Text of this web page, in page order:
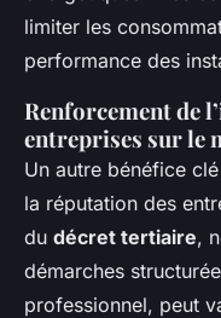
limiter les
performance des
Renforcement de
entreprises sur le
Un autre bénéfice
la réputation des
du décret tertiaire,
démarches
professionnel, peut